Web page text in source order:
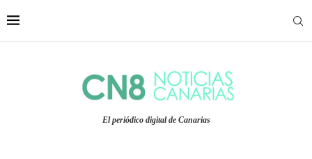
El periódico digital de Canarias